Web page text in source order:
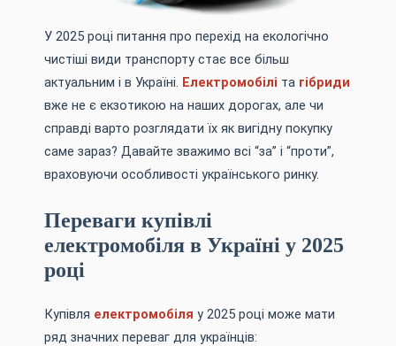
У 2025 році питання про перехід на екологічно
чистіші види транспорту стає все більш
актуальним і в Україні. Електромобілі та гібриди
вже не є екзотикою на наших дорогах, але чи
справді варто розглядати їх як вигідну покупку
саме зараз? Давайте зважимо всі “за” і “проти”,
враховуючи особливості українського ринку.
Переваги купівлі
електромобіля в Україні у 2025
році
Купівля електромобіля у 2025 році може мати
ряд значних переваг для українців: